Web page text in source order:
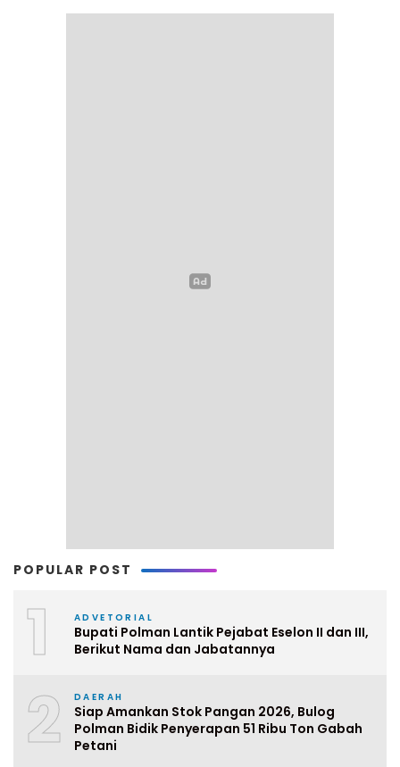
POPULAR POST
1 ADVETORIAL
Bupati Polman Lantik Pejabat Eselon II dan III,
Berikut Nama dan Jabatannya
2 DAERAH
Siap Amankan Stok Pangan 2026, Bulog
Polman Bidik Penyerapan 51 Ribu Ton Gabah
Petani